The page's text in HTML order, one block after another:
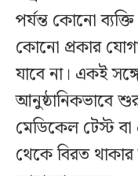
পর্যন্ত কোনো ব্যক্তি
কোনো প্রকার
যাবে না। একই
আনুষ্ঠানিকভাবে
মেডিকেল টেস্ট
থেকে বিরত